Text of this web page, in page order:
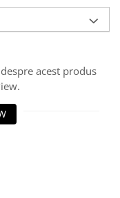
acest produs